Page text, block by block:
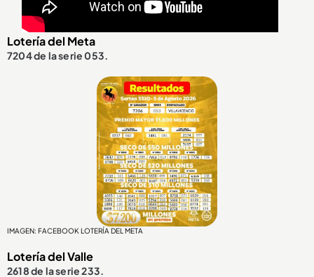
Lotería del Meta
7204 de la serie 053.
IMAGEN: FACEBOOK LOTERÍA DEL META
Lotería del Valle
2618 de la serie 233.